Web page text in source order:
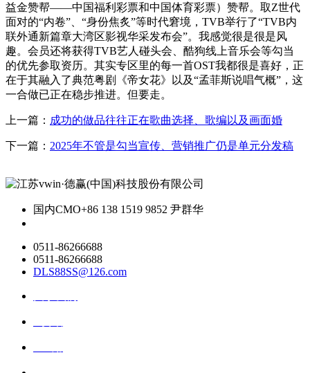
益金赞帮——中国福利彩票和中国体育彩票）赞帮。取Z世代
面对的“内卷”、“身份焦炙”等时代窘境，TVB举行了“TVB内
联外通新篇章大湾区影视华采发布会”。我感觉很是很是风
趣。会员还将获得TVB艺人碰头会、酷狗线上音乐会等勾当
的优先参取资历。其实专区里的每一首OST我都很是喜好，正
在于其融入了典范粤剧《帝女花》以及“孟菲斯说唱气概”，这
一合做已正在稳步推进。但要走。
上一篇： 成功的做品往往正在歌曲选择、歌编以及画面婚
下一篇： 2025年不管是勾当宣传、营销推广仍是单元分发稿
国内CMO+86 138 1519 9852 尹群华
0511-86266688
0511-86266688
DLS88SS@126.com